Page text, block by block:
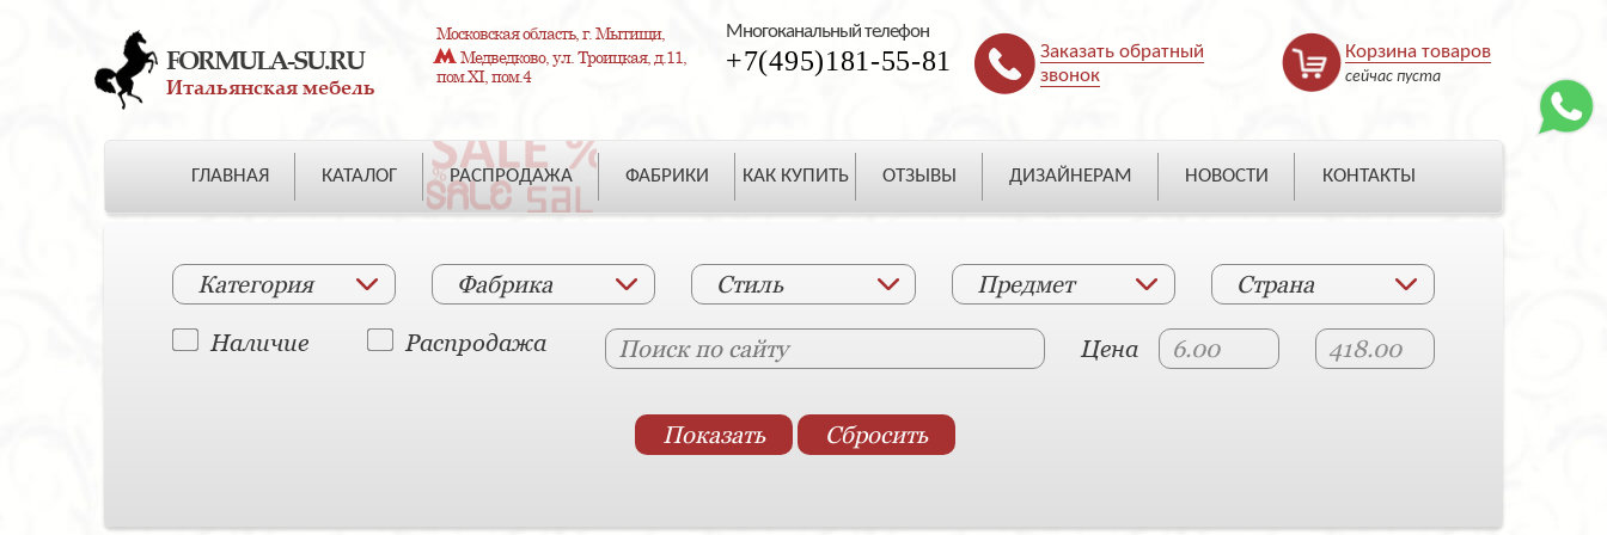
FORMULA-SU.RU
Итальянская мебель
Московская область, г. Мытищи,
Медведково, ул. Троицкая, д.11,
пом.XI, пом.4
Многоканальный телефон
+7(495)181-55-81
Заказать обратный
звонок
Корзина товаров
сейчас пуста
ГЛАВНАЯ КАТАЛОГ РАСПРОДАЖА ФАБРИКИ КАК КУПИТЬ ОТЗЫВЫ ДИЗАЙНЕРАМ НОВОСТИ КОНТАКТЫ
Категория Фабрика Стиль Предмет Страна
Наличие Распродажа Цена